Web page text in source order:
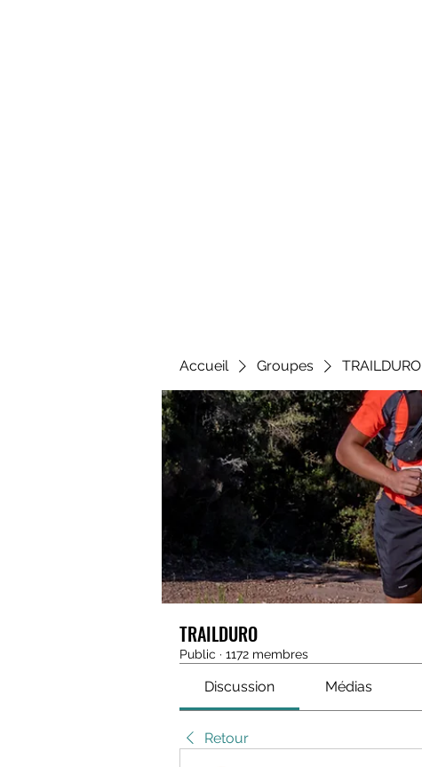
Accueil Groupes TRAILDURO
TRAILDURO
Public · 1172 membres
Discussion Médias
Retour